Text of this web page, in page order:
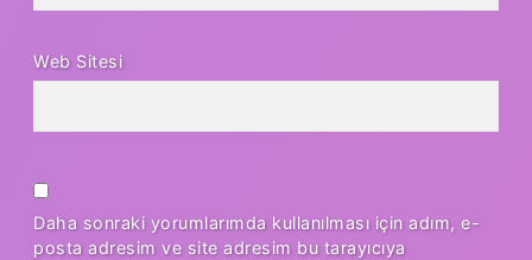
Web Sitesi
Daha sonraki yorumlarımda kullanılması için adım, e-
posta adresim ve site adresim bu tarayıcıya